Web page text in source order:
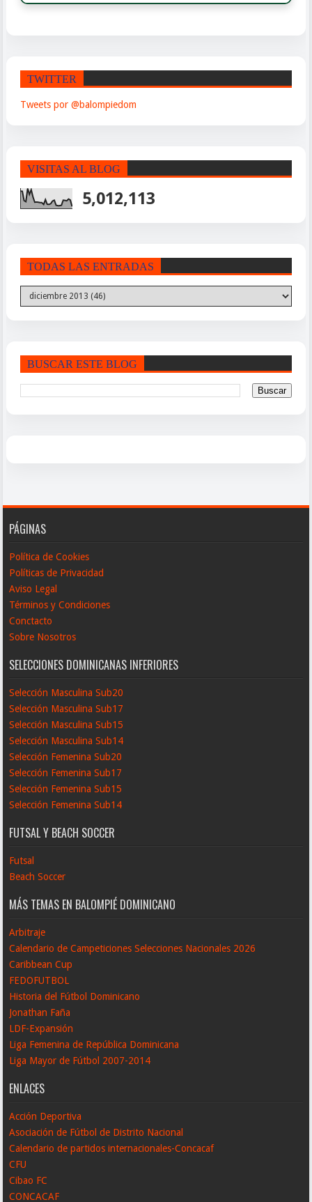
TWITTER
Tweets por @balompiedom
VISITAS AL BLOG
5,012,113
TODAS LAS ENTRADAS
BUSCAR ESTE BLOG
PÁGINAS
Política de Cookies
Políticas de Privacidad
Aviso Legal
Términos y Condiciones
Conctacto
Sobre Nosotros
SELECCIONES DOMINICANAS INFERIORES
Selección Masculina Sub20
Selección Masculina Sub17
Selección Masculina Sub15
Selección Masculina Sub14
Selección Femenina Sub20
Selección Femenina Sub17
Selección Femenina Sub15
Selección Femenina Sub14
FUTSAL Y BEACH SOCCER
Futsal
Beach Soccer
MÁS TEMAS EN BALOMPIÉ DOMINICANO
Arbitraje
Calendario de Campeticiones Selecciones Nacionales 2026
Caribbean Cup
FEDOFUTBOL
Historia del Fútbol Dominicano
Jonathan Faña
LDF-Expansión
Liga Femenina de República Dominicana
Liga Mayor de Fútbol 2007-2014
ENLACES
Acción Deportiva
Asociación de Fútbol de Distrito Nacional
Calendario de partidos internacionales-Concacaf
CFU
Cibao FC
CONCACAF